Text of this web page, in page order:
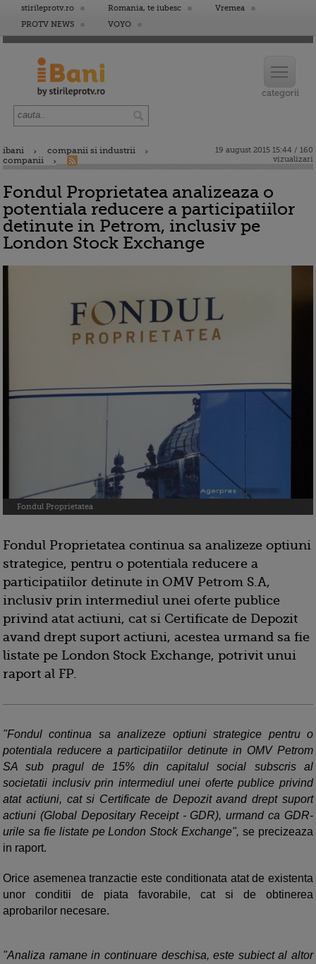
stirileprotv.ro Romania, te iubesc
Vremea
PROTV NEWS
VOYO
ibani
companii si industrii
companii
19 august 2015 15:44 / 160
vizualizari
Fondul Proprietatea analizeaza o
potentiala reducere a participatiilor
detinute in Petrom, inclusiv pe
London Stock Exchange
Fondul Proprietatea
Fondul Proprietatea continua sa analizeze optiuni
strategice, pentru o potentiala reducere a
participatiilor detinute in OMV Petrom S.A,
inclusiv prin intermediul unei oferte publice
privind atat actiuni, cat si Certificate de Depozit
avand drept suport actiuni, acestea urmand sa fie
listate pe London Stock Exchange, potrivit unui
raport al FP.
"Fondul continua sa analizeze optiuni strategice pentru o
potentiala reducere a participatiilor detinute in OMV Petrom
SA sub pragul de 15% din capitalul social subscris al
societatii inclusiv prin intermediul unei oferte publice privind
atat actiuni, cat si Certificate de Depozit avand drept suport
actiuni (Global Depositary Receipt - GDR), urmand ca GDR-
urile sa fie listate pe London Stock Exchange",se precizeaza
in raport.
Orice asemenea tranzactie este conditionata atat de existenta
unor conditii de piata favorabile, cat si de obtinerea
aprobarilor necesare.
"Analiza ramane in continuare deschisa, este subiect al altor